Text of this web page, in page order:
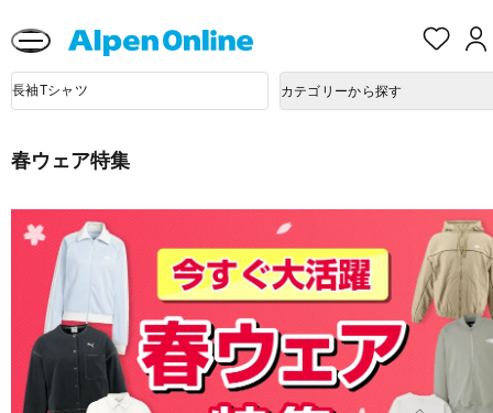
気
商
品
索
カテゴリーから探す
春ウェア特集